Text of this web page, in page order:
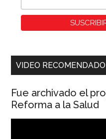
VIDEO RECOMENDADO
Fue archivado el
Reforma a la Salud